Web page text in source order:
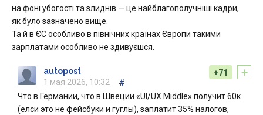
на фоні убогості та злиднів — це найблагополучніші кадри,
як було зазначено вище.
Та й в ЄС особливо в північних країнах Європи такими
зарплатами особливо не здивуєшся.
+
+71
autopost
1 мая 2026, 10:32
#
Что в Германии, что в Швеции «UI/UX Middle» получит 60к
(елси это не фейсбуки и гуглы), заплатит 35% налогов,